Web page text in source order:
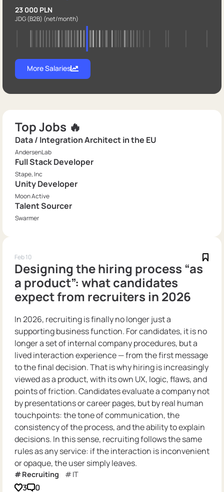
23 000 PLN
JDG (B2B) (net/month)
More Salaries
Top Jobs 🔥
Data / Integration Architect in the EU
AndersenLab
Full Stack Developer
Stape, Inc
Unity Developer
Moon Active
Talent Sourcer
Swarmer
Feb 10
Designing the hiring process “as
a product”: what candidates
expect from recruiters in 2026
In 2026, recruiting is finally no longer just a
supporting business function. For candidates, it is no
longer a set of internal company procedures, but a
lived interaction experience — from the first message
to the final decision. That is why hiring is increasingly
viewed as a product, with its own UX, logic, flaws, and
points of friction. Candidates evaluate a company not
by presentations or career pages, but by real human
touchpoints: the tone of communication, the
consistency of the process, and the ability to explain
decisions. In this sense, recruiting follows the same
rules as any service: if the interaction is inconvenient
or opaque, the user simply leaves.
Recruiting IT
3 0